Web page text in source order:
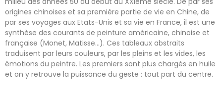
origines chinoises et sa première partie de vie en Chine, de
par ses voyages aux Etats-Unis et sa vie en France, il est une
synthèse des courants de peinture américaine, chinoise et
française (Monet, Matisse…). Ces tableaux abstraits
traduisent par leurs couleurs, par les pleins et les vides, les
émotions du peintre. Les premiers sont plus chargés en huile
et on y retrouve la puissance du geste : tout part du centre.